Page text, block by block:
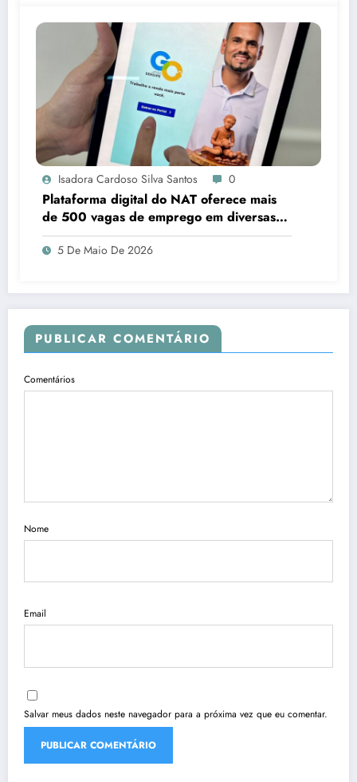
Isadora Cardoso Silva Santos 0
Plataforma digital do NAT oferece mais
de 500 vagas de emprego em diversas
áreas em Sergipe
5 De Maio De 2026
PUBLICAR COMENTÁRIO
Comentários
Nome
Email
Salvar meus dados neste navegador para a próxima vez que eu comentar.